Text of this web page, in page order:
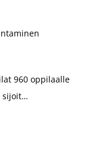
960 oppilaalle
sijoit…